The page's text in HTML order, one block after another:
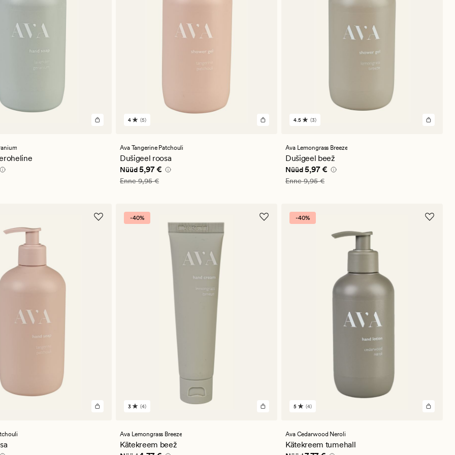
5
hinnanguga
4
4 (5)
Ava Tangerine Patchouli
Dušigeel roosa
Nåværende pris_ee
Nüüd5,97 €
Vanlig pris_ee
Enne9,95 €
3
hinnanguga
4.5
4.5 (3)
Ava Lemongrass Breeze
Dušigeel beež
Nåværende pris_ee
Nüüd5,97 €
Vanlig pris_ee
Enne9,95 €
-40%
4
hinnanguga
3
3 (4)
Ava Lemongrass Breeze
Kätekreem beež
-40%
4
hinnanguga
5
5 (4)
Ava Cedarwood Neroli
Kätekreem tumehall